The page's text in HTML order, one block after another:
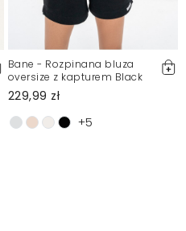
Bane - Rozpinana bluza
oversize z kapturem Black
229,99 zł
+5